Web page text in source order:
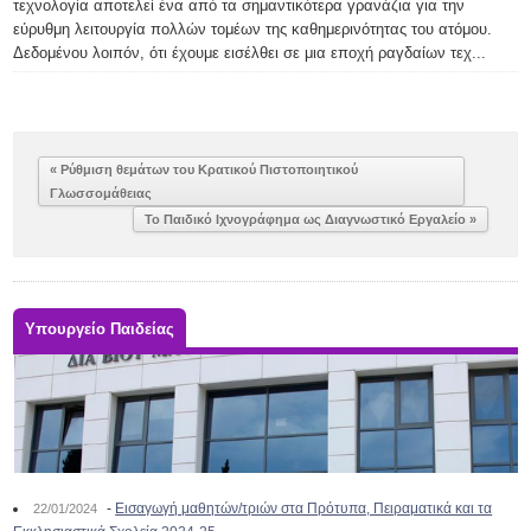
τεχνολογία αποτελεί ένα από τα σημαντικότερα γρανάζια για την
εύρυθμη λειτουργία πολλών τομέων της καθημερινότητας του ατόμου.
Δεδομένου λοιπόν, ότι έχουμε εισέλθει σε μια εποχή ραγδαίων τεχ...
« Ρύθμιση θεμάτων του Κρατικού Πιστοποιητικού
Γλωσσομάθειας
Το Παιδικό Ιχνογράφημα ως Διαγνωστικό Εργαλείο »
Υπουργείο Παιδείας
22/01/2024 - Εισαγωγή μαθητών/τριών στα Πρότυπα, Πειραματικά και τα